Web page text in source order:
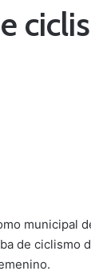
municipal
de ciclismo